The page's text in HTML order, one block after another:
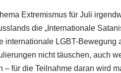
Extremismus für Juli
die „Internationale
internationale LGBT-Bewegung
nicht täuschen, auch
– für die Teilnahme daran wird